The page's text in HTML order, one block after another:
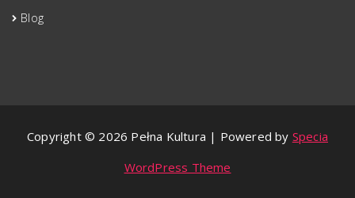
Blog
Copyright © 2026 Pełna Kultura | Powered by Specia
WordPress Theme